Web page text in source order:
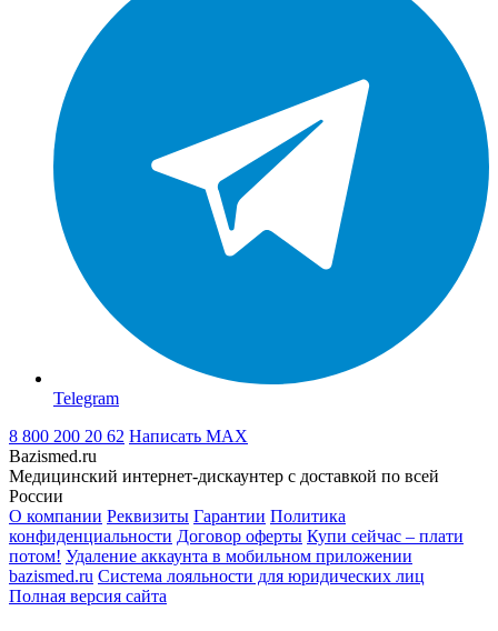
Telegram
8 800 200 20 62 Написать MAX
Bazismed.ru
Медицинский интернет-дискаунтер с доставкой по всей
России
О компании Реквизиты Гарантии Политика
конфиденциальности Договор оферты Купи сейчас – плати
потом! Удаление аккаунта в мобильном приложении
bazismed.ru Система лояльности для юридических лиц
Полная версия сайта